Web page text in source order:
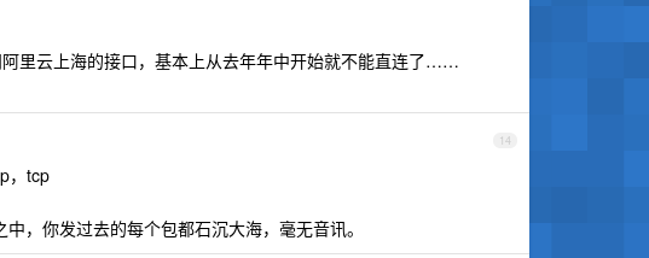
里云上海的接口，基本上从去年年中开始就不能直连了……
14
，tcp
，你发过去的每个包都石沉大海，毫无音讯。